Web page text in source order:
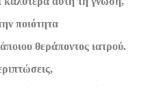
ποιότητα
θεράποντος ιατρού.